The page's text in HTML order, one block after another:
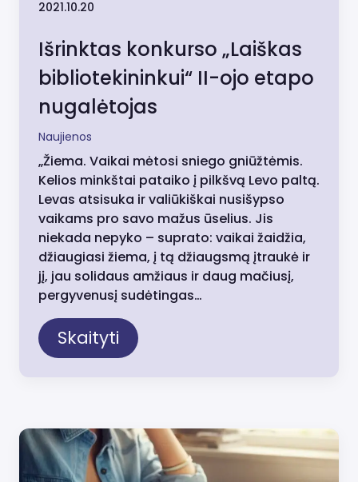
2021.10.20
Išrinktas konkurso „Laiškas
bibliotekininkui“ II-ojo etapo
nugalėtojas
Naujienos
„Žiema. Vaikai mėtosi sniego gniūžtėmis.
Kelios minkštai pataiko į pilkšvą Levo paltą.
Levas atsisuka ir valiūkiškai nusišypso
vaikams pro savo mažus ūselius. Jis
niekada nepyko – suprato: vaikai žaidžia,
džiaugiasi žiema, į tą džiaugsmą įtraukė ir
jį, jau solidaus amžiaus ir daug mačiusį,
pergyvenusį sudėtingas…
Skaityti